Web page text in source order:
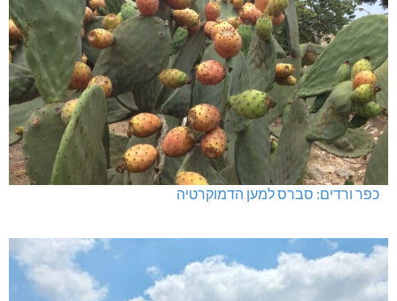
כפר ורדים: סברס למען הדמוקרטיה